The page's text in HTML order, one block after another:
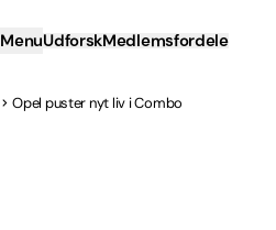
MenuUdforskMedlemsfordele
Opel puster nyt liv i Combo